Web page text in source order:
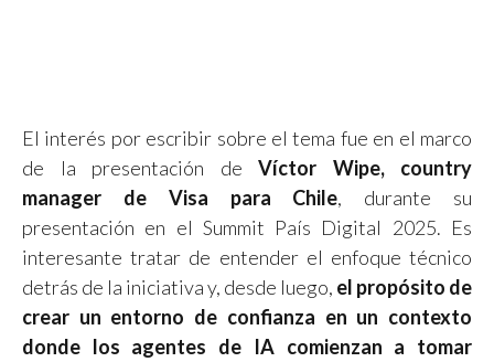
El interés por escribir sobre el tema fue en el marco
de la presentación de Víctor Wipe, country
manager de Visa para Chile, durante su
presentación en el Summit País Digital 2025. Es
interesante tratar de entender el enfoque técnico
detrás de la iniciativa y, desde luego, el propósito de
crear un entorno de confianza en un contexto
donde los agentes de IA comienzan a tomar